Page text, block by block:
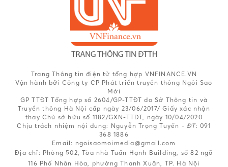
Trang Thông tin điện tử tổng hợp VNFINANCE.VN
Vận hành bởi Công ty CP Phát triển truyền thông Ngôi Sao
Mới
GP TTĐT Tổng hợp số 2604/GP-TTĐT do Sở Thông tin và
Truyền thông Hà Nội cấp ngày 23/06/2017/ Giấy xác nhận
thay Chủ sở hữu số 1182/GXN-TTĐT, ngày 10/04/2020
Chịu trách nhiệm nội dung: Nguyễn Trọng Tuyến - ĐT: 091
368 1886
Email: ngoisaomoimedia@gmail.com
Địa chỉ: Phòng 502, Tòa nhà Tuấn Hạnh Building, số 82 ngõ
116 Phố Nhân Hòa, phường Thanh Xuân, TP. Hà Nội